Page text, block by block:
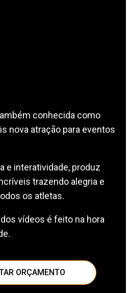
conhecida como
nova atração para eventos
e interatividade, produz
trazendo alegria e
os atletas.
vídeos é feito na hora
ORÇAMENTO